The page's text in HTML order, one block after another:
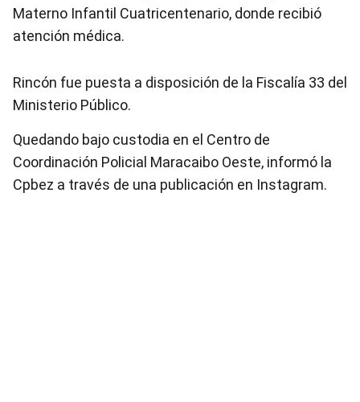
Materno Infantil Cuatricentenario, donde recibió
atención médica.
Rincón fue puesta a disposición de la Fiscalía 33 del
Ministerio Público.
Quedando bajo custodia en el Centro de
Coordinación Policial Maracaibo Oeste, informó la
Cpbez a través de una publicación en Instagram.